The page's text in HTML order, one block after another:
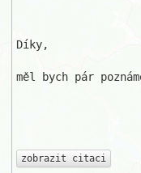
Díky,
měl bych pár
zobrazit citaci